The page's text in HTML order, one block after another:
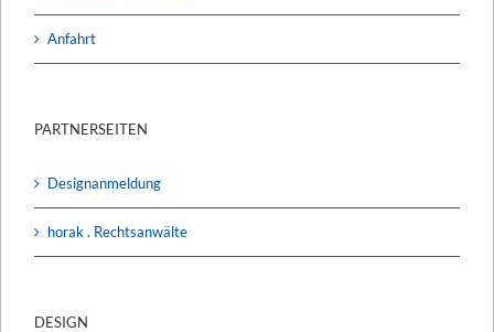
Anfahrt
PARTNERSEITEN
Designanmeldung
horak . Rechtsanwälte
DESIGN